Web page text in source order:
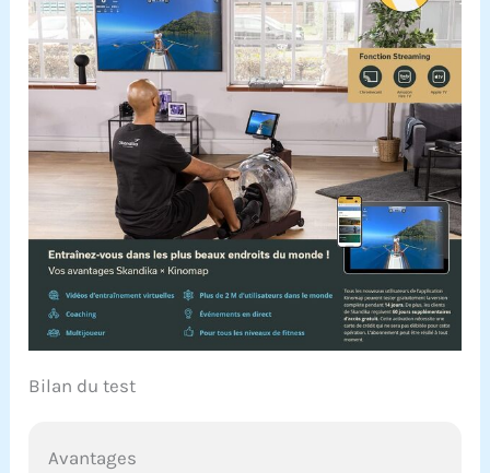
Bilan du test
Avantages